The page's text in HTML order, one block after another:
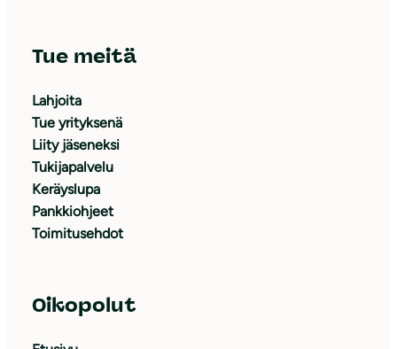
Tue meitä
Lahjoita
Tue yrityksenä
Liity jäseneksi
Tukijapalvelu
Keräyslupa
Pankkiohjeet
Toimitusehdot
Oikopolut